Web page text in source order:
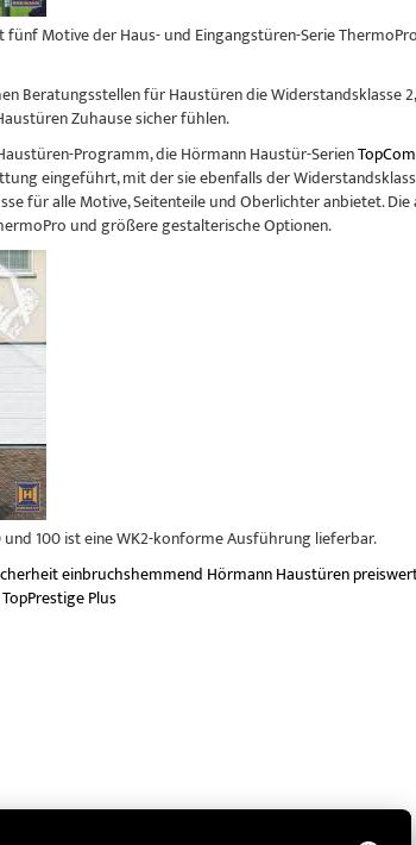
Motive der Haus- und Eingangstüren-Serie
Beratungsstellen für Haustüren die Widerstandsklasse
Zuhause sicher fühlen.
Programm, die Hörmann Haustür-Serien
eingeführt, mit der sie ebenfalls der
für alle Motive, Seitenteile und Oberlichter anbietet.
und größere gestalterische Optionen.
100 ist eine WK2-konforme Ausführung lieferbar.
einbruchshemmend Hörmann Haustüren
Plus